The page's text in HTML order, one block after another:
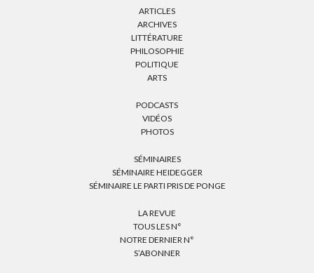
ARTICLES
ARCHIVES
LITTÉRATURE
PHILOSOPHIE
POLITIQUE
ARTS
PODCASTS
VIDÉOS
PHOTOS
SÉMINAIRES
SÉMINAIRE HEIDEGGER
SÉMINAIRE LE PARTI PRIS DE PONGE
LA REVUE
TOUS LES N°
NOTRE DERNIER N°
S’ABONNER